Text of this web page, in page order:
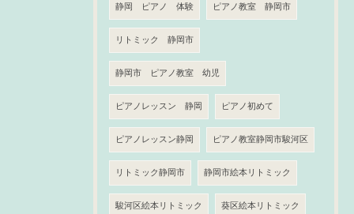
静岡 ピアノ 体験 ピアノ教室 静岡市
リトミック 静岡市
静岡市 ピアノ教室 幼児
ピアノレッスン 静岡 ピアノ初めて
ピアノレッスン静岡 ピアノ教室静岡市駿河区
リトミック静岡市 静岡市絵本リトミック
駿河区絵本リトミック 葵区絵本リトミック